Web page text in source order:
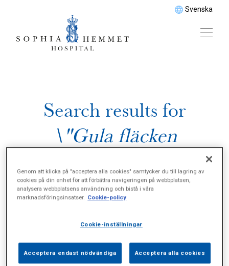
Svenska
Search results for
\"Gula fläcken
Genom att klicka på "acceptera alla cookies" samtycker du till lagring av
cookies på din enhet för att förbättra navigeringen på webbplatsen,
analysera webbplatsens användning och bistå i våra
marknadsföringsinsatser. Cookie-policy
Cookie-inställningar
Acceptera endast nödvändiga Acceptera alla cookies